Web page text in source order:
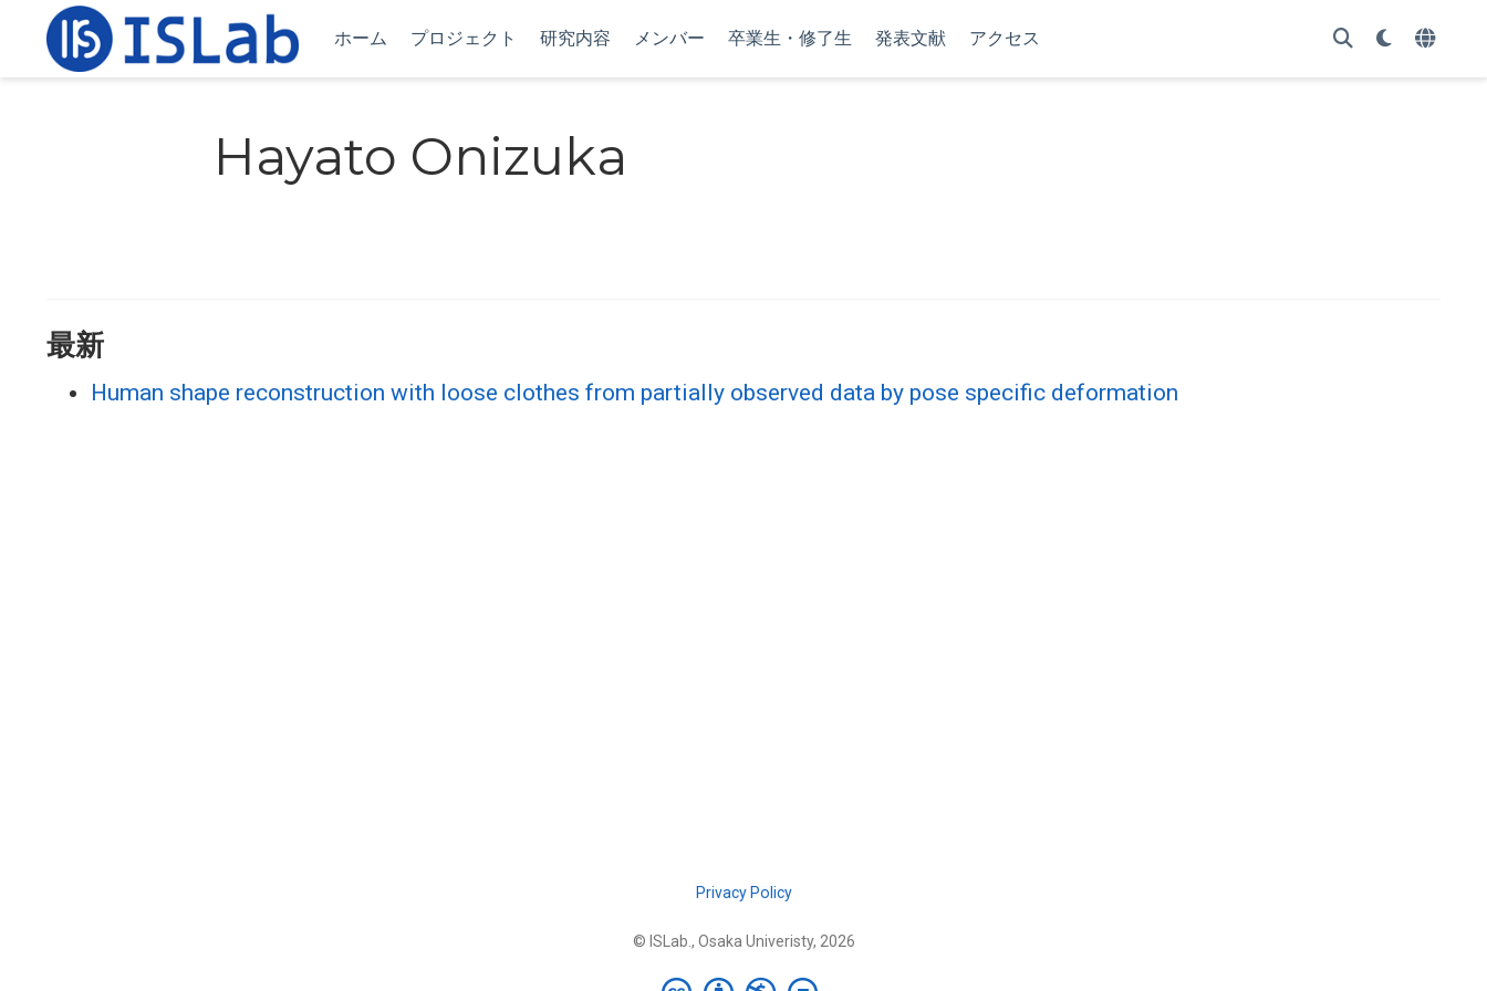
ホーム プロジェクト 研究内容 メンバー 卒業生・修了生 発表文献 アクセス
Hayato Onizuka
最新
Human shape reconstruction with loose clothes from partially observed data by pose specific deformation
Privacy Policy
© ISLab., Osaka Univeristy, 2026